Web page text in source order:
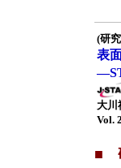
(研
表
大川
Vol.
■